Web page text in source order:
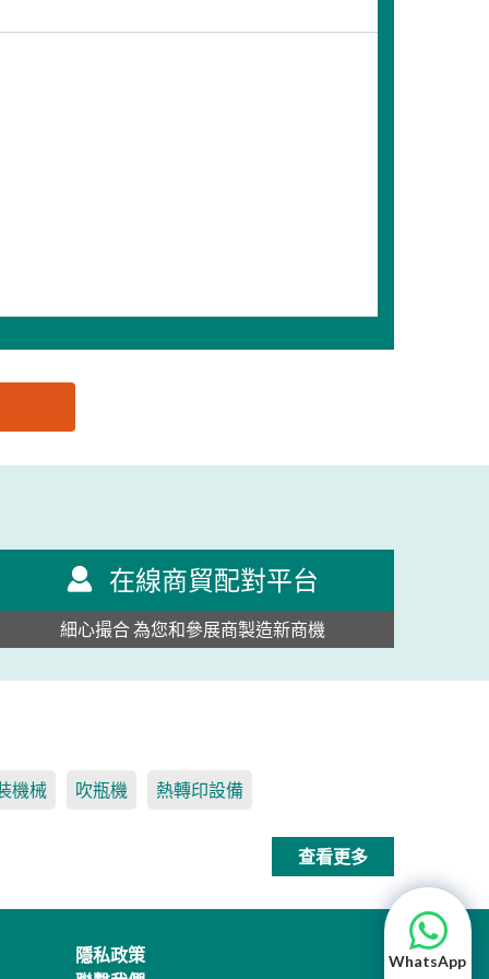
在線商貿配對平台
細心撮合 為您和參展商製造新商機
機械 吹瓶機 熱轉印設備
查看更多
隱私政策
WhatsApp